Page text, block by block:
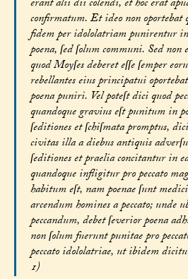
erant alii dii colendi, et hoc erat
confirmatum. Et ideo non oportebat
fidem per idololatriam punirentur
poena, ſed ſolum communi. Sed non
quod Moyſes deberet eſſe ſemper
rebellantes eius principatui
poena puniri. Vel poteſt dici quod
quandoque gravius eſt punitum in
ſeditiones et ſchiſmata promptus,
civitas illa a diebus antiquis
ſeditiones et praelia concitantur in
quandoque infligitur pro peccato
habitum eſt, nam poenae ſunt
arcendum homines a peccato; unde
peccandum, debet ſeverior poena
non ſolum fuerunt punitae pro
peccato idololatriae, ut ibidem
1)